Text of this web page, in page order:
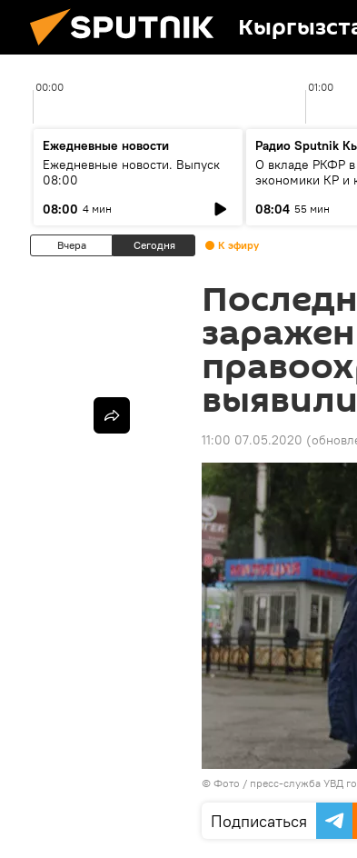
00:00 01:00
Ежедневные новости
Ежедневные новости. Выпуск
08:00
08:00 4 мин
Радио Sputnik
О вкладе РКФР в
экономики КР и
08:04 55 мин
Вчера Сегодня К эфиру
11:00 07.05.2020
© Фото / пресс-служба УВД
Подписаться